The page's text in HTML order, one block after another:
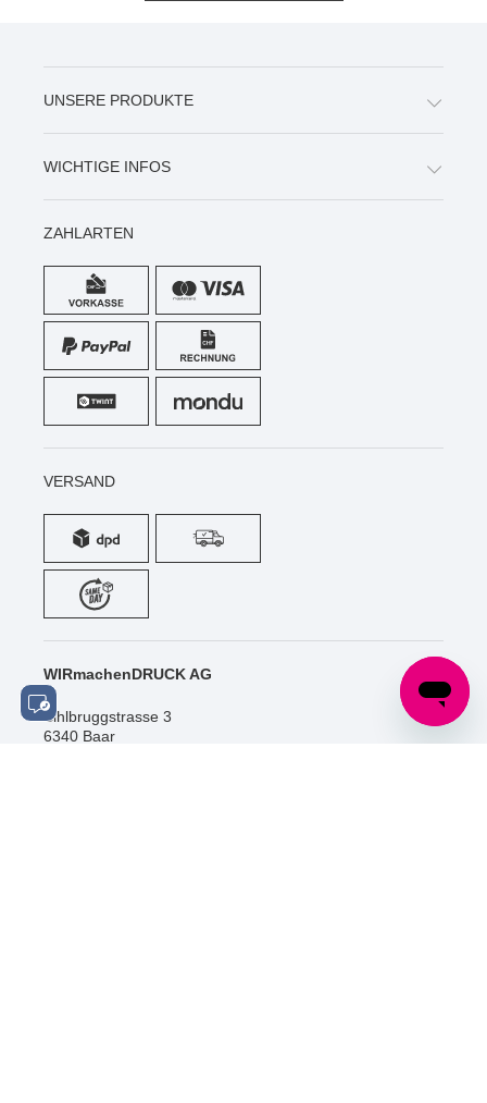
UNSERE PRODUKTE
WICHTIGE INFOS
ZAHLARTEN
VERSAND
WIRmachenDRUCK AG
Sihlbruggstrasse 3
6340 Baar